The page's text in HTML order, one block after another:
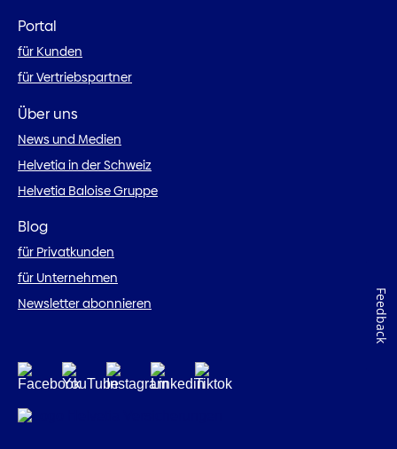
Portal
für Kunden
für Vertriebspartner
Über uns
News und Medien
Helvetia in der Schweiz
Helvetia Baloise Gruppe
Blog
für Privatkunden
für Unternehmen
Newsletter abonnieren
Feedback